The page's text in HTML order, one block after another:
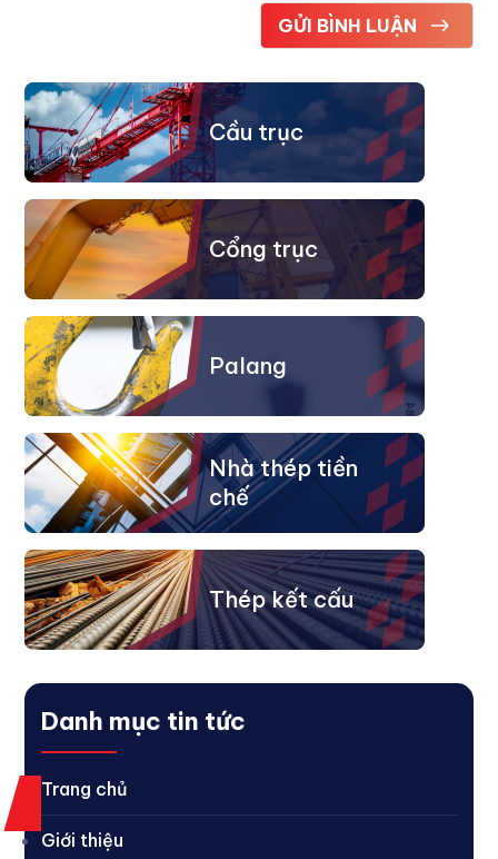
Cầu trục
Cổng trục
Palang
Nhà thép tiền
chế
Thép kết cấu
Danh mục tin tức
Trang chủ
Giới thiệu